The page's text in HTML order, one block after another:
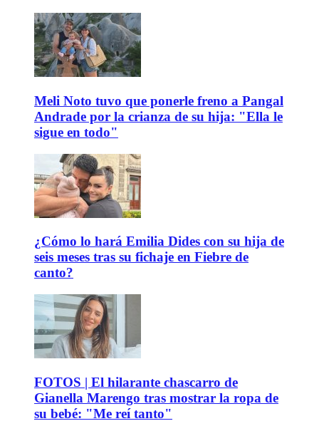
Meli Noto tuvo que ponerle freno a Pangal
Andrade por la crianza de su hija: "Ella le
sigue en todo"
¿Cómo lo hará Emilia Dides con su hija de
seis meses tras su fichaje en Fiebre de
canto?
FOTOS | El hilarante chascarro de
Gianella Marengo tras mostrar la ropa de
su bebé: "Me reí tanto"